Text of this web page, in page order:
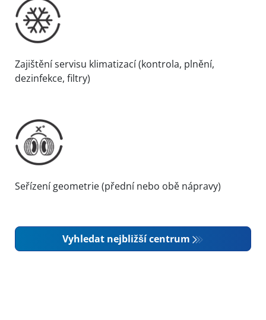
Zajištění servisu klimatizací (kontrola, plnění,
dezinfekce, filtry)
Seřízení geometrie (přední nebo obě nápravy)
Vyhledat nejbližší centrum